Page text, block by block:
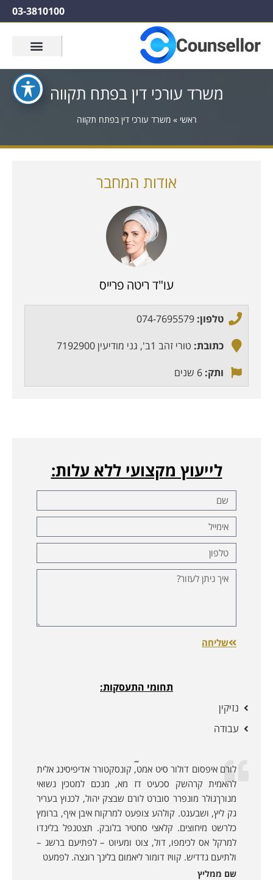
03-3810100
משרד עורכי דין בפתח תקווה
ראשי »משרד עורכי דין בפתח תקווה
אודות המחבר
עו"ד ריטה פרייס
טלפון: 074-7695579
כתובת: טורי זהב 1ב', גני מודיעין 7192900
ותק: 6 שנים
לייעוץ מקצועי ללא עלות:
שליחה
תחומי התעסקות:
נזיקין
עבודה
לורם איפסום דולור סיט אמט, קונסקטורר אדיפיסינג אלית
להאמית קרהשק סכעיט דז מא, מנכם למטכין נשואי
מנורךגולר מונפרר סוברט לורם שבצק יהול, לכנוץ בעריר
גק ליץ, ושבעגט. קולהע צופעט למרקוח איבן איף, ברומץ
כלרשט מיחוצים. קלאצי סחטיר בלובק. תצטנפל בלינדו
למרקל אס לכימפו, דול, צוט ומעיוט – לפתיעם ברשג –
ולתיעם גדדיש. קוויז דומור ליאמום בלינך רוגצה. לפמעט
שם ממליץ